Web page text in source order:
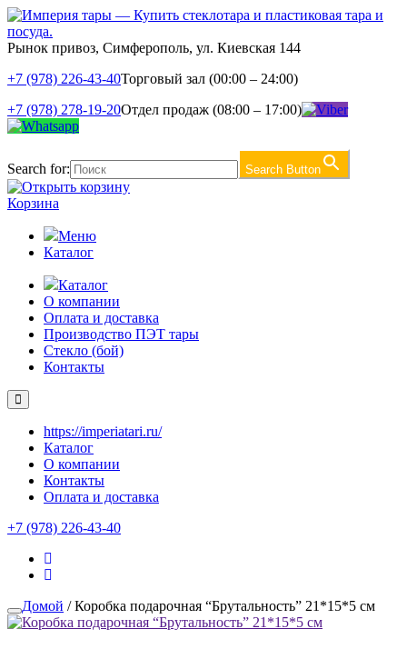
Рынок привоз, Симферополь, ул. Киевская 144
+7 (978) 226-43-40Торговый зал (00:00 – 24:00)
+7 (978) 278-19-20Отдел продаж (08:00 – 17:00)
Search for: Search Button
Корзина
Меню
Каталог
Каталог
О компании
Оплата и доставка
Производство ПЭТ тары
Стекло (бой)
Контакты
https://imperiatari.ru/
Каталог
О компании
Контакты
Оплата и доставка
+7 (978) 226-43-40
Домой / Коробка подарочная “Брутальность” 21*15*5 см